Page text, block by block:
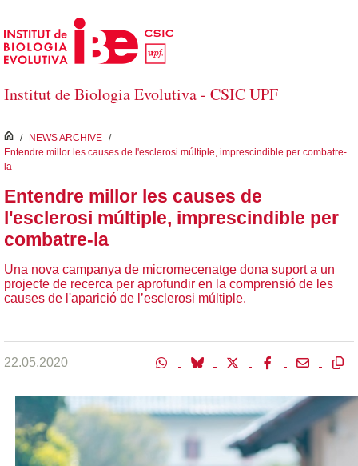
Salta al contingut principal
Institut de Biologia Evolutiva - CSIC UPF
inici
/ NEWS ARCHIVE /
Entendre millor les causes de l'esclerosi múltiple, imprescindible per combatre-
la
Entendre millor les causes de
l'esclerosi múltiple, imprescindible per
combatre-la
Una nova campanya de micromecenatge dona suport a un
projecte de recerca per aprofundir en la comprensió de les
causes de l'aparició de l’esclerosi múltiple.
22.05.2020